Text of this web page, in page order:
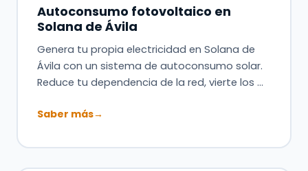
Autoconsumo fotovoltaico en
Solana de Ávila
Genera tu propia electricidad en Solana de
Ávila con un sistema de autoconsumo solar.
Reduce tu dependencia de la red, vierte los …
Saber más→